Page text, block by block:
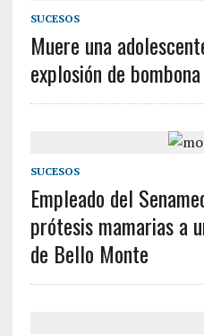
SUCESOS
Muere una
explosión de
SUCESOS
Empleado del
prótesis mamarias a
de Bello Monte